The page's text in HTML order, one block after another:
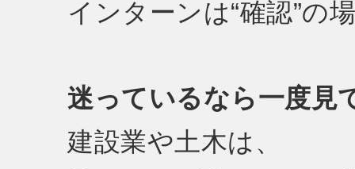
インターンは“確認”の
迷っているなら一度見
建設業や土木は、